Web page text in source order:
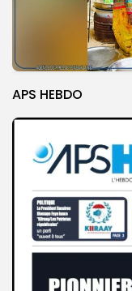
APS HEBDO